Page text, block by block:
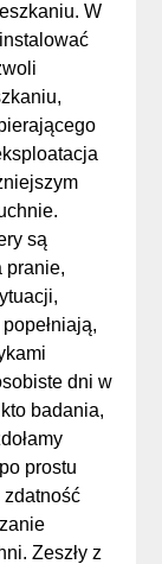
W
są
pranie,
dni w
badania,
prostu
zdatność
Zeszły z